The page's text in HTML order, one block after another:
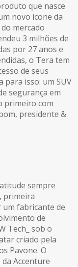
que nasce
novo ícone da
mercado
3 milhões de
por 27 anos e
o Tera tem
de seus
para isso: um SUV
segurança em
primeiro com
presidente &
sempre
primeira
fabricante de
de
Tech_ sob o
criado pela
Pavone. O
Accenture